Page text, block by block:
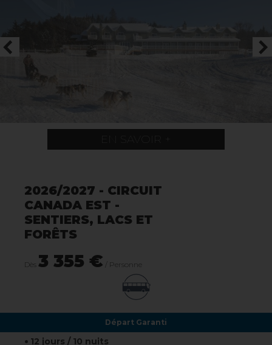
EN SAVOIR +
2026/2027 - CIRCUIT
CANADA EST -
SENTIERS, LACS ET
FORÊTS
Dès 3 355 € / Personne
Départ Garanti
12 jours / 10 nuits